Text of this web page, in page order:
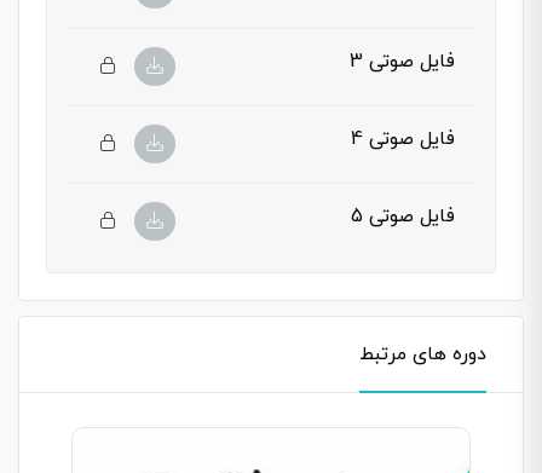
فایل صوتی 3
فایل صوتی 4
فایل صوتی 5
دوره های مرتبط